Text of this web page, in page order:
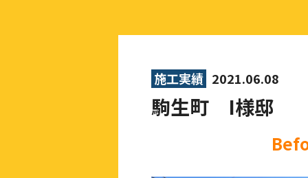
施工実績 2021.06.08
駒生町 I様邸